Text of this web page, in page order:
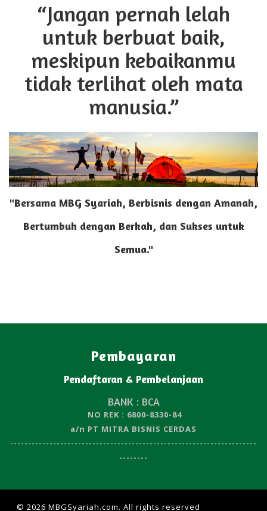
“Jangan pernah lelah
untuk berbuat baik,
meskipun kebaikanmu
tidak terlihat oleh mata
manusia.”
"Bersama MBG Syariah, Berbisnis dengan Amanah,
Bertumbuh dengan Berkah, dan Sukses untuk
Semua."
Pembayaran
Pendaftaran & Pembelanjaan
BANK : BCA
NO REK : 6800-8330-84
a/n PT MITRA BISNIS CERDAS
---------------------------------------------------------------------
--------
© 2026 MBGSyariah.com. All rights reserved